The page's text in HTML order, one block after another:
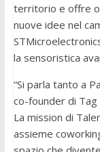
territorio e offre
nuove idee nel
la sensoristica
“Si parla tanto a
co-founder di Tag
La mission di
assieme